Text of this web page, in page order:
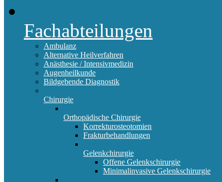
Fachabteilungen
Ambulanz
Alternative Heilverfahren
Anästhesie / Intensivmedizin
Augenheilkunde
Bildgebende Diagnostik
Chirurgie
Orthopädische Chirurgie
Korrekturosteotomien
Frakturbehandlungen
Gelenkchirurgie
Offene Gelenkschirurgie
Minimalinvasive Gelenkschirurgie